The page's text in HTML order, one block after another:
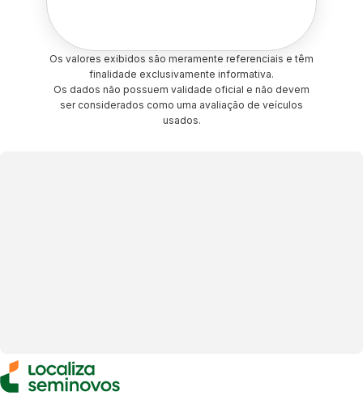
Os valores exibidos são meramente referenciais e têm
finalidade exclusivamente informativa.
Os dados não possuem validade oficial e não devem
ser considerados como uma avaliação de veículos
usados.